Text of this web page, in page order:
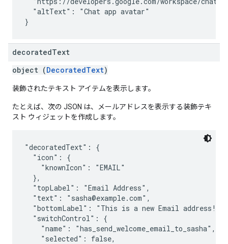
  "altText": "Chat app avatar"
decoratedText
object (DecoratedText)
装飾されたテキスト アイテムを表示します。
たとえば、次の JSON は、メールアドレスを表示する装飾テキ
スト ウィジェットを作成します。
"decoratedText": {
  "icon": {
    "knownIcon": "EMAIL"
  },
  "topLabel": "Email Address",
  "text": "sasha@example.com",
  "bottomLabel": "This is a new Email address!",
  "switchControl": {
    "name": "has_send_welcome_email_to_sasha",
    "selected": false,